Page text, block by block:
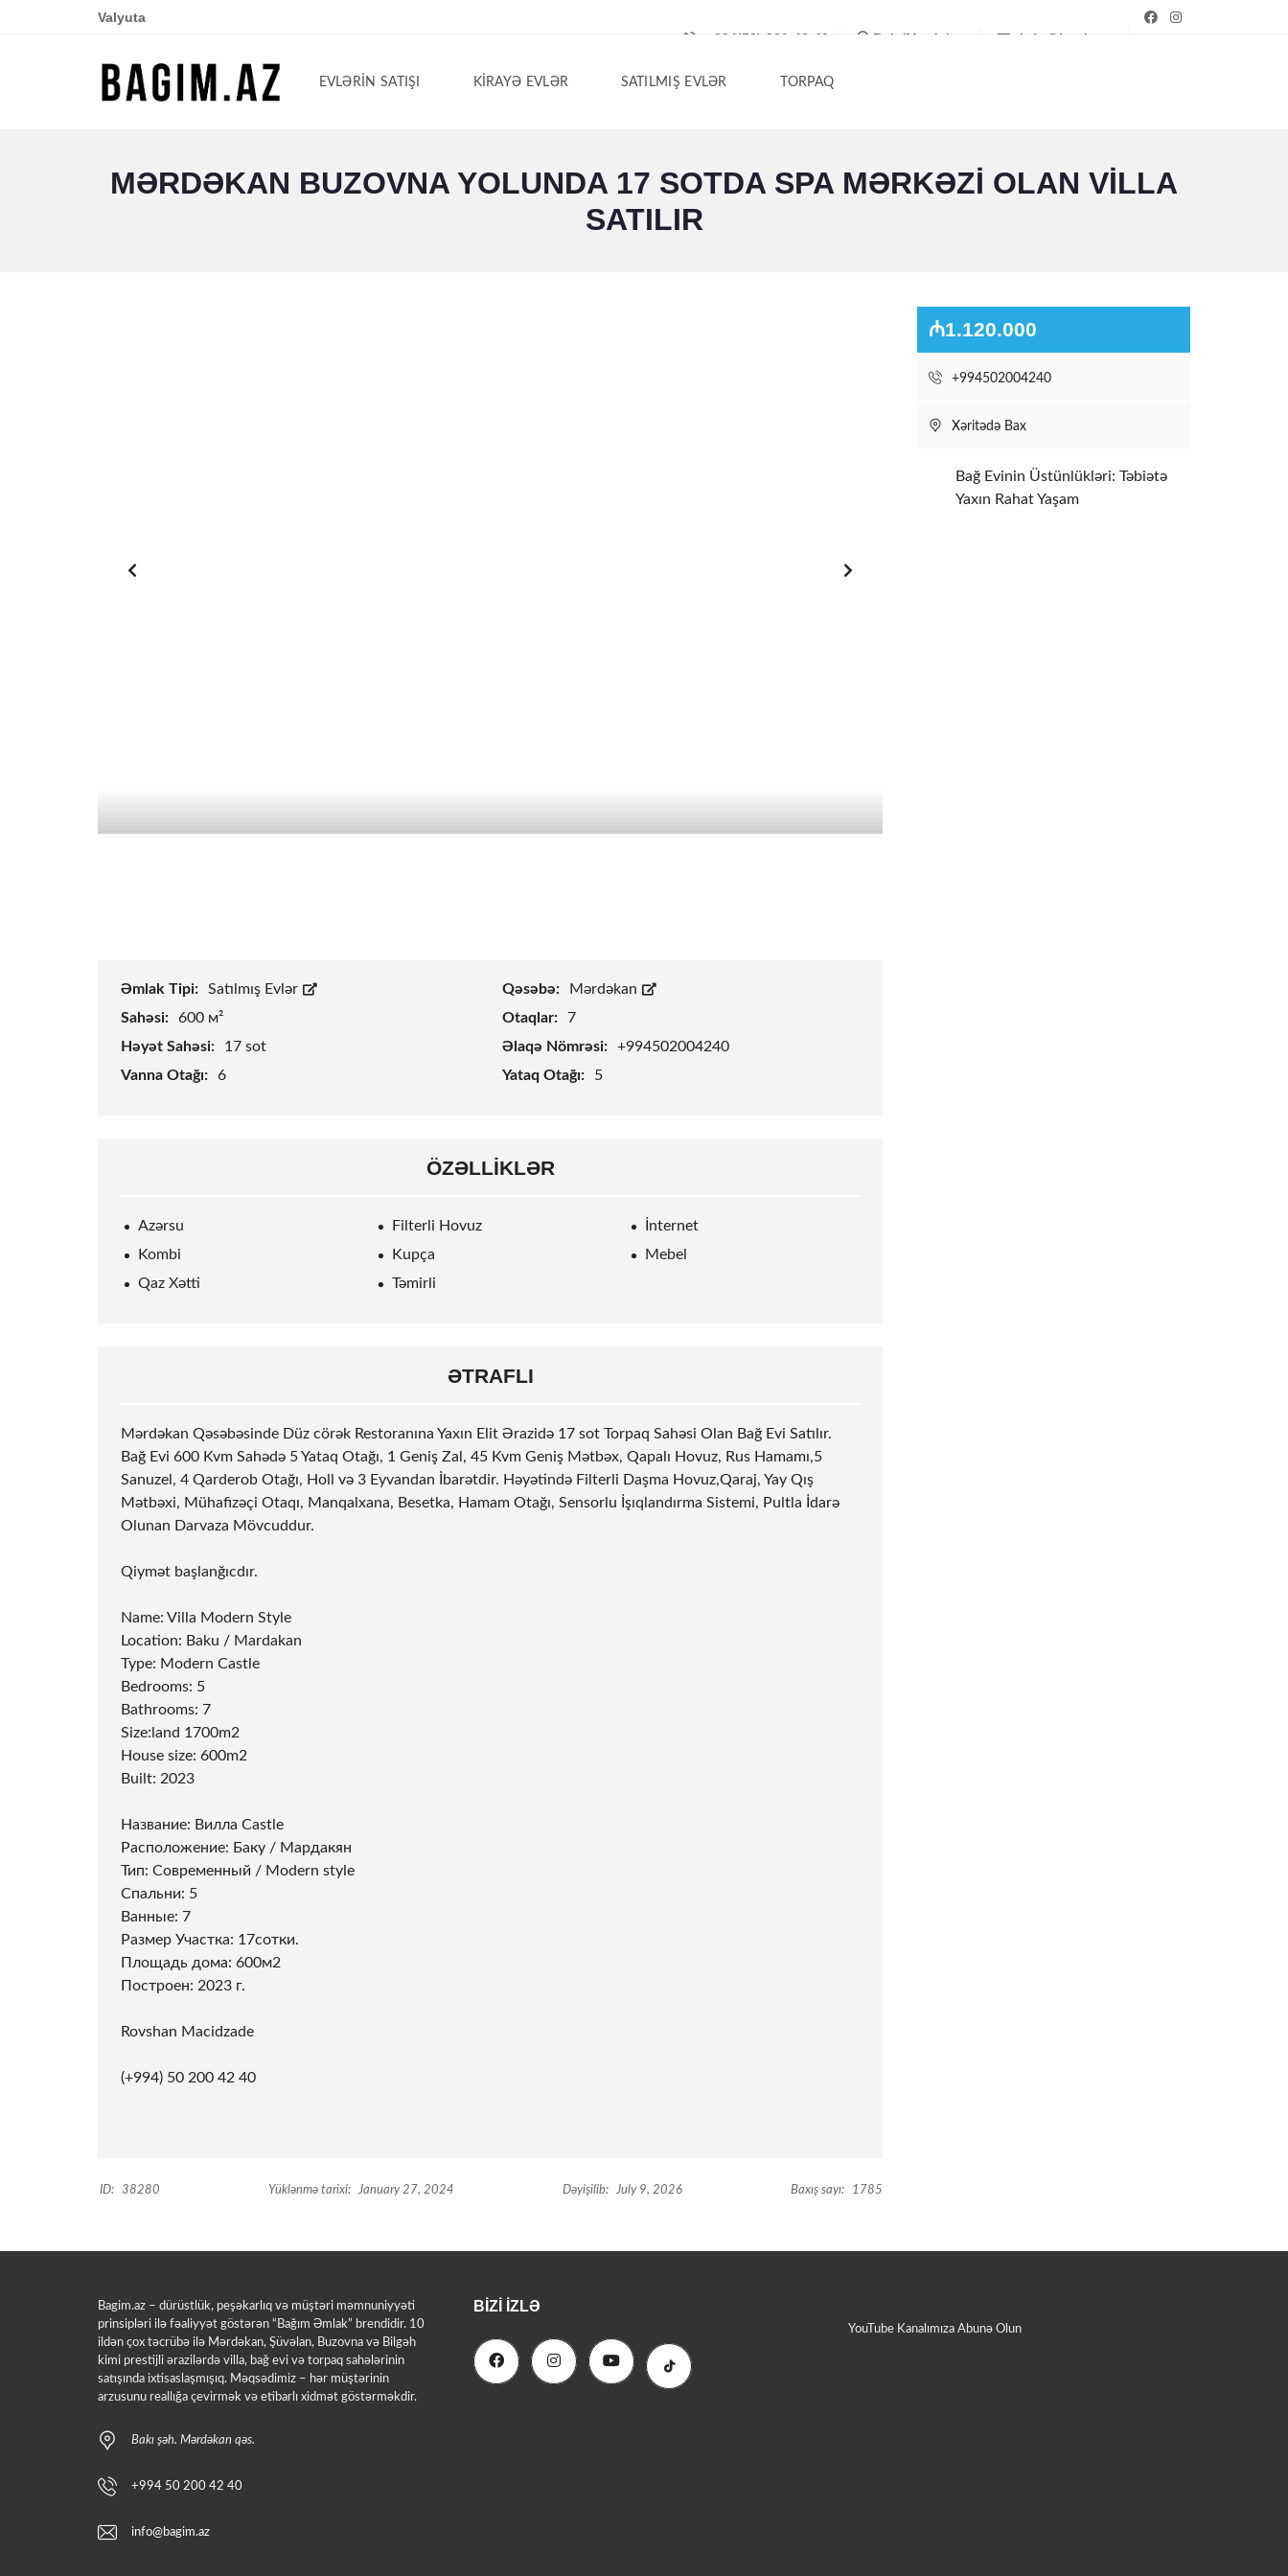
Valyuta
+994(50) 200-42-40
Bakı/Mərdəkan info@bagim.az
EVLƏRIN SATIŞI KIRAYƏ EVLƏR SATILMIŞ EVLƏR TORPAQ
MƏRDƏKAN BUZOVNA YOLUNDA 17 SOTDA SPA MƏRKƏZI OLAN VILLA
SATILIR
Əmlak Tipi: Satılmış Evlər Qəsəbə:
Mərdəkan
Sahəsi:
600 м² Otaqlar:
7
Həyət Sahəsi:
17 sot Əlaqə Nömrəsi:
+994502004240
Vanna Otağı:
6 Yataq Otağı: 5
ÖZƏLLIKLƏR
Azərsu Filterli Hovuz
İnternet
Kombi
Kupça
Mebel
Qaz Xətti
Təmirli
ƏTRAFLI
Mərdəkan Qəsəbəsinde Düz cörək Restoranına Yaxın Elit Ərazidə 17 sot Torpaq Sahəsi Olan Bağ Evi Satılır.
Bağ Evi 600 Kvm Sahədə 5 Yataq Otağı, 1 Geniş Zal, 45 Kvm Geniş Mətbəx, Qapalı Hovuz, Rus Hamamı,5
Sanuzel, 4 Qarderob Otağı, Holl və 3 Eyvandan İbarətdir. Həyətində Filterli Daşma Hovuz,Qaraj, Yay Qış
Mətbəxi, Mühafizəçi Otaqı, Manqalxana, Besetka, Hamam Otağı, Sensorlu İşıqlandırma Sistemi, Pultla İdarə
Olunan Darvaza Mövcuddur.
Qiymət başlanğıcdır.
Name: Villa Modern Style
Location: Baku / Mardakan
Type: Modern Castle
Bedrooms: 5
Bathrooms: 7
Size:land 1700m2
House size: 600m2
Built: 2023
Название: Вилла Castle
Расположение: Баку / Мардакян
Тип: Современный / Modern style
Спальни: 5
Ванные: 7
Размер Участка: 17сотки.
Площадь дома: 600м2
Построен: 2023 г.
Rovshan Macidzade
(+994) 50 200 42 40
ID: 38280 Yüklənmə tarixi: January 27, 2024 Dəyişilib: July 9, 2026 Baxış sayı: 1785
₼1.120.000
+994502004240
Xəritədə Bax
Bağ Evinin Üstünlükləri: Təbiətə
Yaxın Rahat Yaşam
Bagim.az – dürüstlük, peşəkarlıq və müştəri məmnuniyyəti
prinsipləri ilə fəaliyyət göstərən “Bağım Əmlak” brendidir. 10
ildən çox təcrübə ilə Mərdəkan, Şüvəlan, Buzovna və Bilgəh
kimi prestijli ərazilərdə villa, bağ evi və torpaq sahələrinin
satışında ixtisaslaşmışıq. Məqsədimiz – hər müştərinin
arzusunu reallığa çevirmək və etibarlı xidmət göstərməkdir.
Bakı şəh. Mərdəkan qəs.
+994 50 200 42 40
info@bagim.az
BIZI İZLƏ
YouTube Kanalımıza Abunə Olun